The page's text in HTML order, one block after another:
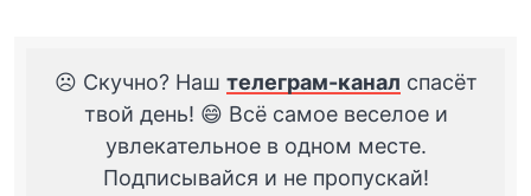
☹️ Скучно? Наш телеграм-канал спасёт
твой день! 😄 Всё самое веселое и
увлекательное в одном месте.
Подписывайся и не пропускай!